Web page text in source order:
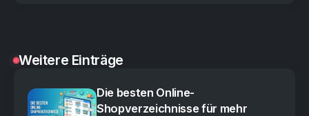
Weitere Einträge
Die besten Online-
Shopverzeichnisse für mehr